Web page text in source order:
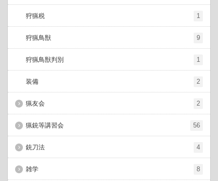
狩猟税 1
狩猟鳥獣 9
狩猟鳥獣判別 1
装備 2
猟友会 2
猟銃等講習会 56
銃刀法 4
雑学 8